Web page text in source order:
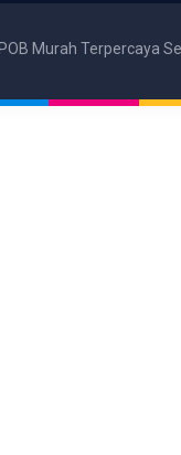
Murah Terpercaya